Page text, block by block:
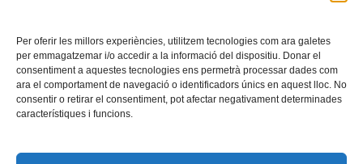
Per oferir les millors experiències, utilitzem tecnologies com ara galetes
per emmagatzemar i/o accedir a la informació del dispositiu. Donar el
consentiment a aquestes tecnologies ens permetrà processar dades com
ara el comportament de navegació o identificadors únics en aquest lloc. No
consentir o retirar el consentiment, pot afectar negativament determinades
característiques i funcions.